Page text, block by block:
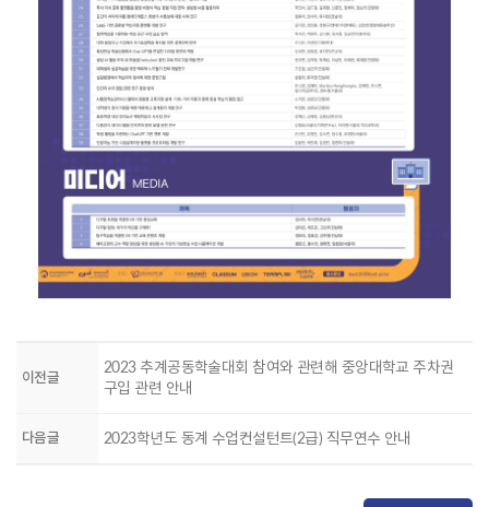
이전글
2023 추계공동학술대회 참여와 관련해 중앙대학교 주차권
구입 관련 안내
다음글 2023학년도 동계 수업컨설턴트(2급) 직무연수 안내